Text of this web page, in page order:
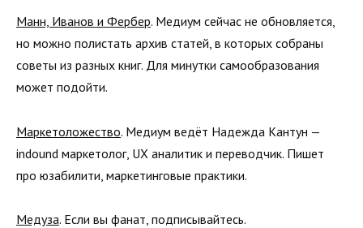
Манн, Иванов и Фербер. Медиум сейчас не обновляется,
но можно полистать архив статей, в которых собраны
советы из разных книг. Для минутки самообразования
может подойти.
Маркетоложество. Медиум ведёт Надежда Кантун —
indound маркетолог, UX аналитик и переводчик. Пишет
про юзабилити, маркетинговые практики.
Медуза. Если вы фанат, подписывайтесь.